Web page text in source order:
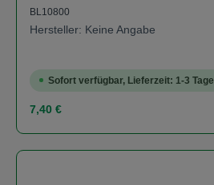
BL10800
Hersteller: Keine Angabe
Sofort verfügbar, Lieferzeit: 1-3 Tage
Regulärer Preis:
7,40 €